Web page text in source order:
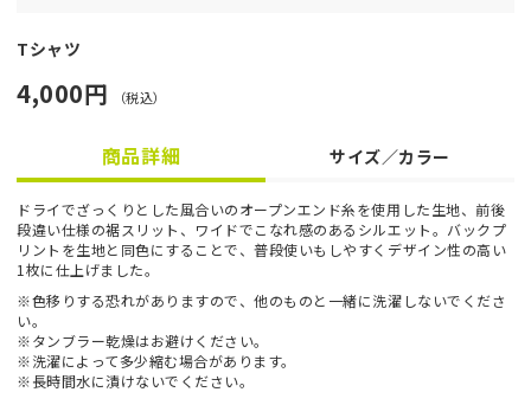
Tシャツ
4,000円 （税込）
商品詳細 サイズ／カラー
ドライでざっくりとした風合いのオープンエンド糸を使用した生地、前後
段違い仕様の裾スリット、ワイドでこなれ感のあるシルエット。バックプ
リントを生地と同色にすることで、普段使いもしやすくデザイン性の高い
1枚に仕上げました。
※色移りする恐れがありますので、他のものと一緒に洗濯しないでくださ
い。
※タンブラー乾燥はお避けください。
※洗濯によって多少縮む場合があります。
※長時間水に漬けないでください。